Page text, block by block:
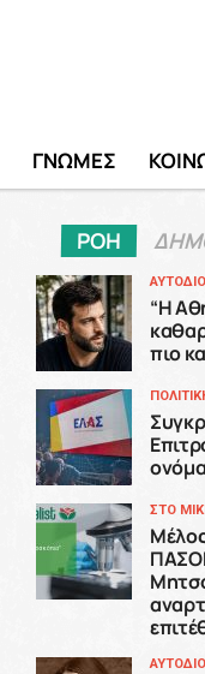
ΓΝΩΜΕΣ
ΡΟΗ
“H
πιο
ΣΤΟ